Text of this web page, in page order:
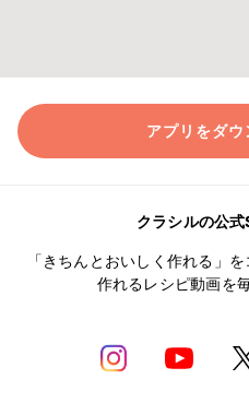
アプリをダウ
クラシルの公
「きちんとおいしく作れる」
作れるレシピ動画を